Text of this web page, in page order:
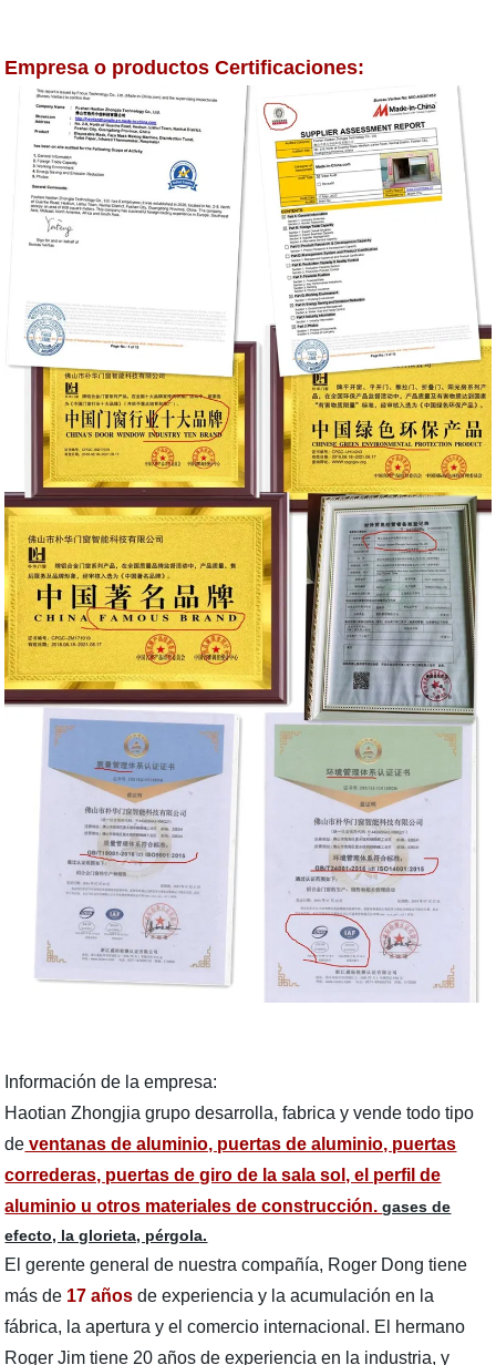
Empresa o productos Certificaciones:
Información de la empresa:
Haotian Zhongjia grupo desarrolla, fabrica y vende todo tipo
de ventanas de aluminio, puertas de aluminio, puertas
correderas, puertas de giro de la sala sol, el perfil de
aluminio u otros materiales de construcción.gases de
efecto, la glorieta, pérgola.
El gerente general de nuestra compañía, Roger Dong tiene
más de 17 años de experiencia y la acumulación en la
fábrica, la apertura y el comercio internacional. El hermano
Roger Jim tiene 20 años de experiencia en la industria, y